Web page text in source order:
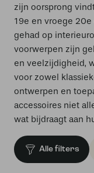
zijn oorsprong
19e en vroege
gehad op
voorwerpen zijn
en veelzijdigheid,
voor zowel
ontwerpen en
accessoires niet
wat bijdraagt aan
Alle filters